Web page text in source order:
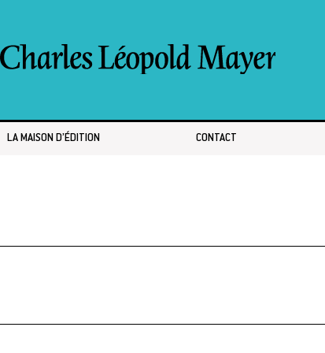
LA MAISON D’ÉDITION CONTACT